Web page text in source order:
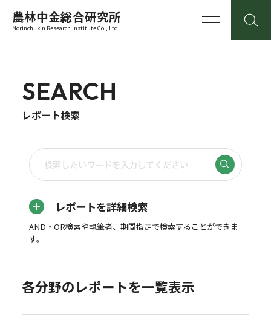
農林中金総合研究所
Norinchukin Research Institute Co., Ltd.
SEARCH
レポート検索
レポートを詳細検索
AND・OR検索や執筆者、期間指定で検索することができま
す。
各分野のレポートを一覧表示